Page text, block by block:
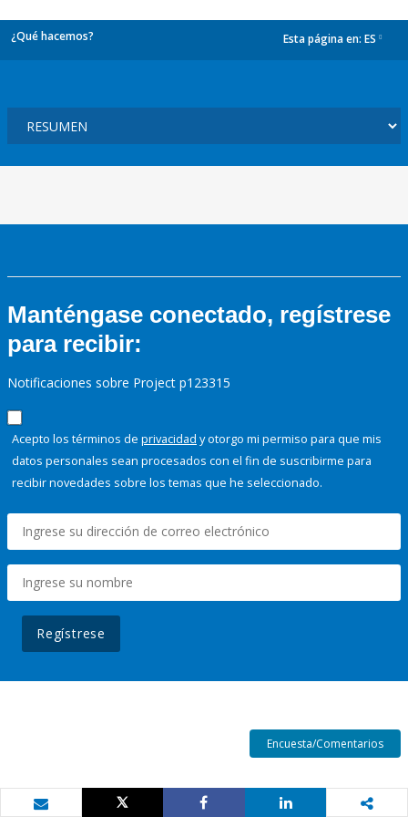
¿Qué hacemos? Esta página en: ES
Manténgase conectado, regístrese
para recibir:
Notificaciones sobre Project p123315
Acepto los términos de privacidad y otorgo mi permiso para que mis
datos personales sean procesados con el fin de suscribirme para
recibir novedades sobre los temas que he seleccionado.
Regístrese
Encuesta/Comentarios